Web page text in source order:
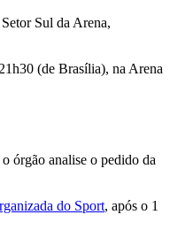
Sul da Arena,
(de Brasília), na Arena
órgão analise o pedido da
do Sport, após o 1